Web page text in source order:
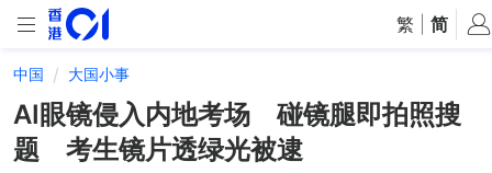
繁 简
中国 大国小事
AI眼镜侵入内地考场 碰镜腿即拍照搜
题 考生镜片透绿光被逮